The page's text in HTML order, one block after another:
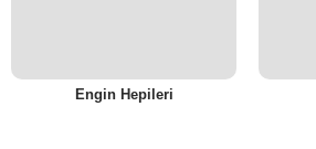
Engin Hepileri